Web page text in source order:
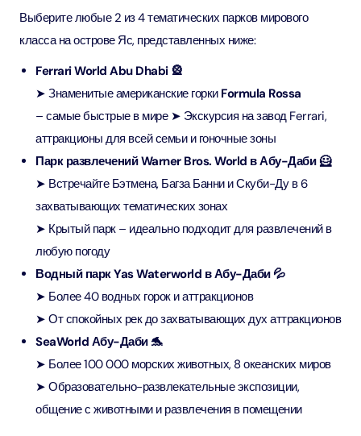
Выберите любые 2 из 4 тематических парков мирового
класса на острове Яс, представленных ниже:
Ferrari World Abu Dhabi 🎡
➤ Знаменитые американские горки Formula Rossa
– самые быстрые в мире ➤ Экскурсия на завод Ferrari,
аттракционы для всей семьи и гоночные зоны
Парк развлечений Warner Bros. World в Абу-Даби 🦸
➤ Встречайте Бэтмена, Багза Банни и Скуби-Ду в 6
захватывающих тематических зонах
➤ Крытый парк – идеально подходит для развлечений в
любую погоду
Водный парк Yas Waterworld в Абу-Даби 💦
➤ Более 40 водных горок и аттракционов
➤ От спокойных рек до захватывающих дух аттракционов
SeaWorld Абу-Даби 🐬
➤ Более 100 000 морских животных, 8 океанских миров
➤ Образовательно-развлекательные экспозиции,
общение с животными и развлечения в помещении